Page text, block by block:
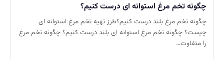
چگونه تخم مرغ استوانه ای درست کنیم؟
چگونه تخم مرغ بلند درست کنیم؟طرز تهیه تخم مرغ استوانه ای
چیست؟ چگونه تخم مرغ استوانه ای بلند درست کنیم؟ چگونه تخم مرغ
را متفاوت…